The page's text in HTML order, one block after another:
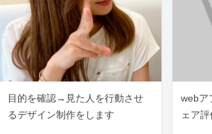
目的を確認→見た人を行動させ
るデザイン制作をします
webア
ェア